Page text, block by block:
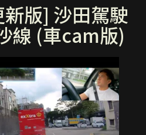
版] 沙田駕駛
線 (車cam版)